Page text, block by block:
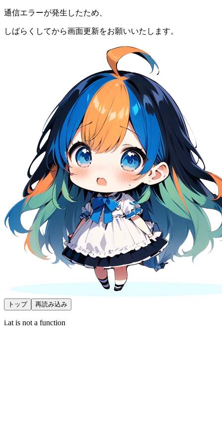
通信エラーが発生したため、
しばらくしてから画面更新をお願いいたします。
トップ 再読み込み
i.at is not a function